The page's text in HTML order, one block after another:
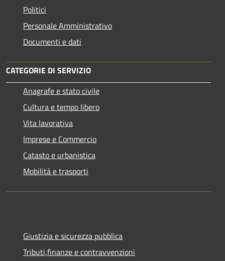
Politici
Personale Amministrativo
Documenti e dati
CATEGORIE DI SERVIZIO
Anagrafe e stato civile
Cultura e tempo libero
Vita lavorativa
Imprese e Commercio
Catasto e urbanistica
Mobilità e trasporti
Giustizia e sicurezza pubblica
Tributi,finanze e contravvenzioni